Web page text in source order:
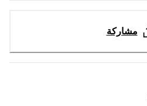
مشاركة